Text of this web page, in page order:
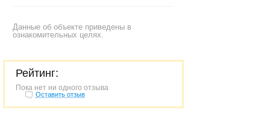
Данные об объекте приведены в
ознакомительных целях.
Рейтинг:
Пока нет ни одного отзыва
Оставить отзыв